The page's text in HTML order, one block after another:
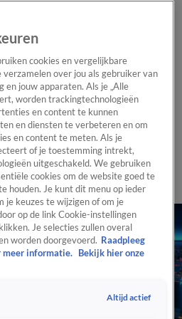
Het beste van Hart
Tip de
WeerTip de redactiePanelVideo's
cookies en vergelijkbare
over jou als gebruiker van
en jouw apparaten. Als je „Alle
worden trackingtechnologieën
en content te kunnen
en diensten te verbeteren en om
en content te meten. Als je
of je toestemming intrekt,
uitgeschakeld. We gebruiken
cookies om de website goed te
houden. Je kunt dit menu op ieder
je keuzes te wijzigen of om je
op de link Cookie-instellingen
Je selecties zullen overal
worden doorgevoerd. Raadpleeg
meer informatie.
Bekijk hier onze
Altijd actief